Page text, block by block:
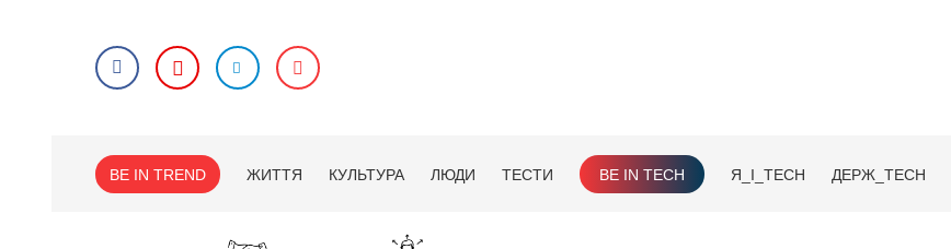
BE IN TREND ЖИТТЯ КУЛЬТУРА ЛЮДИ ТЕСТИ BE IN TECH Я_І_TECH ДЕРЖ_TECH